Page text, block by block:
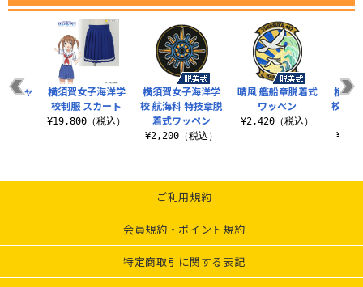
横須賀女子海洋学
校 航海科 特技章脱
着式ワッペン
¥2,200（税込）
晴風 艦船章脱着式
ワッペン
¥2,420（税込）
横須
校 機
Tシャ
横須賀女子海洋学
校制服 スカート
¥19,800（税込）
ご利用規約
会員規約・ポイント規約
特定商取引に関する表記